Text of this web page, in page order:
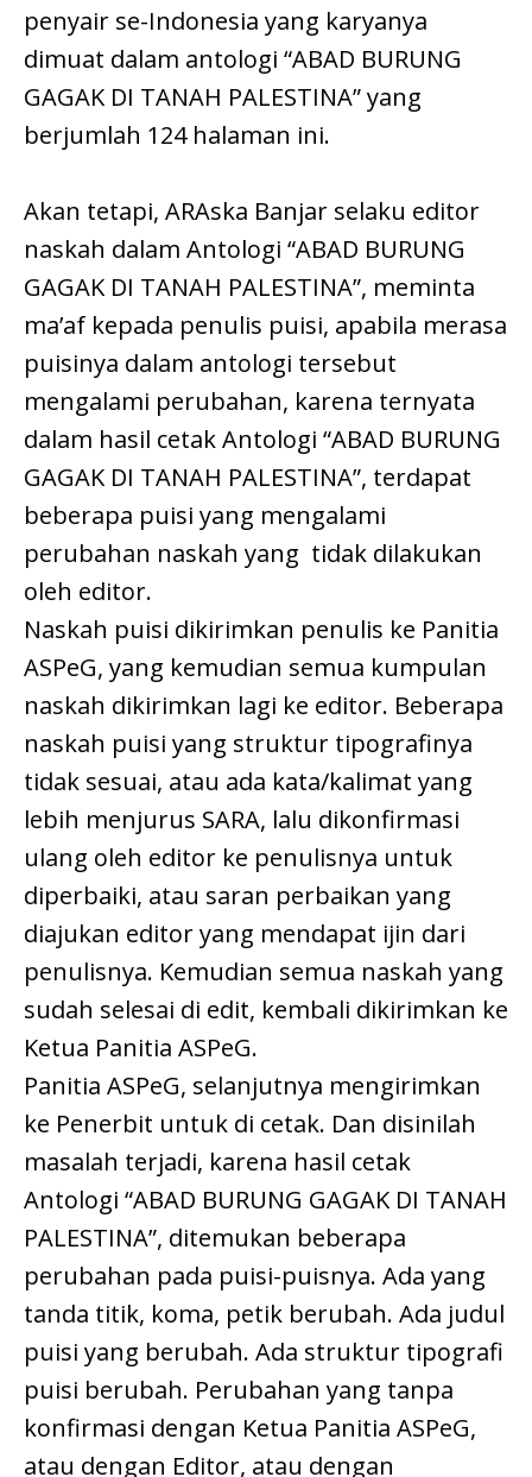
penyair se-Indonesia yang karyanya
dimuat dalam antologi “ABAD BURUNG
GAGAK DI TANAH PALESTINA” yang
berjumlah 124 halaman ini.
Akan tetapi, ARAska Banjar selaku editor
naskah dalam Antologi “ABAD BURUNG
GAGAK DI TANAH PALESTINA”, meminta
ma’af kepada penulis puisi, apabila merasa
puisinya dalam antologi tersebut
mengalami perubahan, karena ternyata
dalam hasil cetak Antologi “ABAD BURUNG
GAGAK DI TANAH PALESTINA”, terdapat
beberapa puisi yang mengalami
perubahan naskah yang tidak dilakukan
oleh editor.
Naskah puisi dikirimkan penulis ke Panitia
ASPeG, yang kemudian semua kumpulan
naskah dikirimkan lagi ke editor. Beberapa
naskah puisi yang struktur tipografinya
tidak sesuai, atau ada kata/kalimat yang
lebih menjurus SARA, lalu dikonfirmasi
ulang oleh editor ke penulisnya untuk
diperbaiki, atau saran perbaikan yang
diajukan editor yang mendapat ijin dari
penulisnya. Kemudian semua naskah yang
sudah selesai di edit, kembali dikirimkan ke
Ketua Panitia ASPeG.
Panitia ASPeG, selanjutnya mengirimkan
ke Penerbit untuk di cetak. Dan disinilah
masalah terjadi, karena hasil cetak
Antologi “ABAD BURUNG GAGAK DI TANAH
PALESTINA”, ditemukan beberapa
perubahan pada puisi-puisnya. Ada yang
tanda titik, koma, petik berubah. Ada judul
puisi yang berubah. Ada struktur tipografi
puisi berubah. Perubahan yang tanpa
konfirmasi dengan Ketua Panitia ASPeG,
atau dengan Editor, atau dengan